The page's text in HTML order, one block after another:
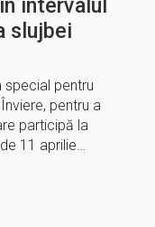
intervalul
slujbei
special pentru
pentru a
participă la
11 aprilie…